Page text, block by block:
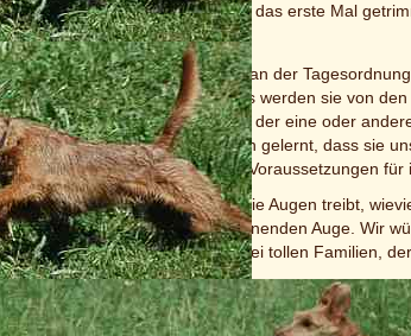
normal. Sie sind nun auch das erste Mal
Anbellen und Kämpfen ist an der
außerhalb des Welpengeheges werden sie von
respektvoll verhalten muss, ist der eine oder
Sie haben inzwischen auch gelernt, dass sie
und sie haben die besten Voraussetzungen für
manchmal fast die Tränen in die Augen treibt,
lachenden und einem weinenden Auge. Wir
wunderschönes Hundeleben bei tollen Familien,